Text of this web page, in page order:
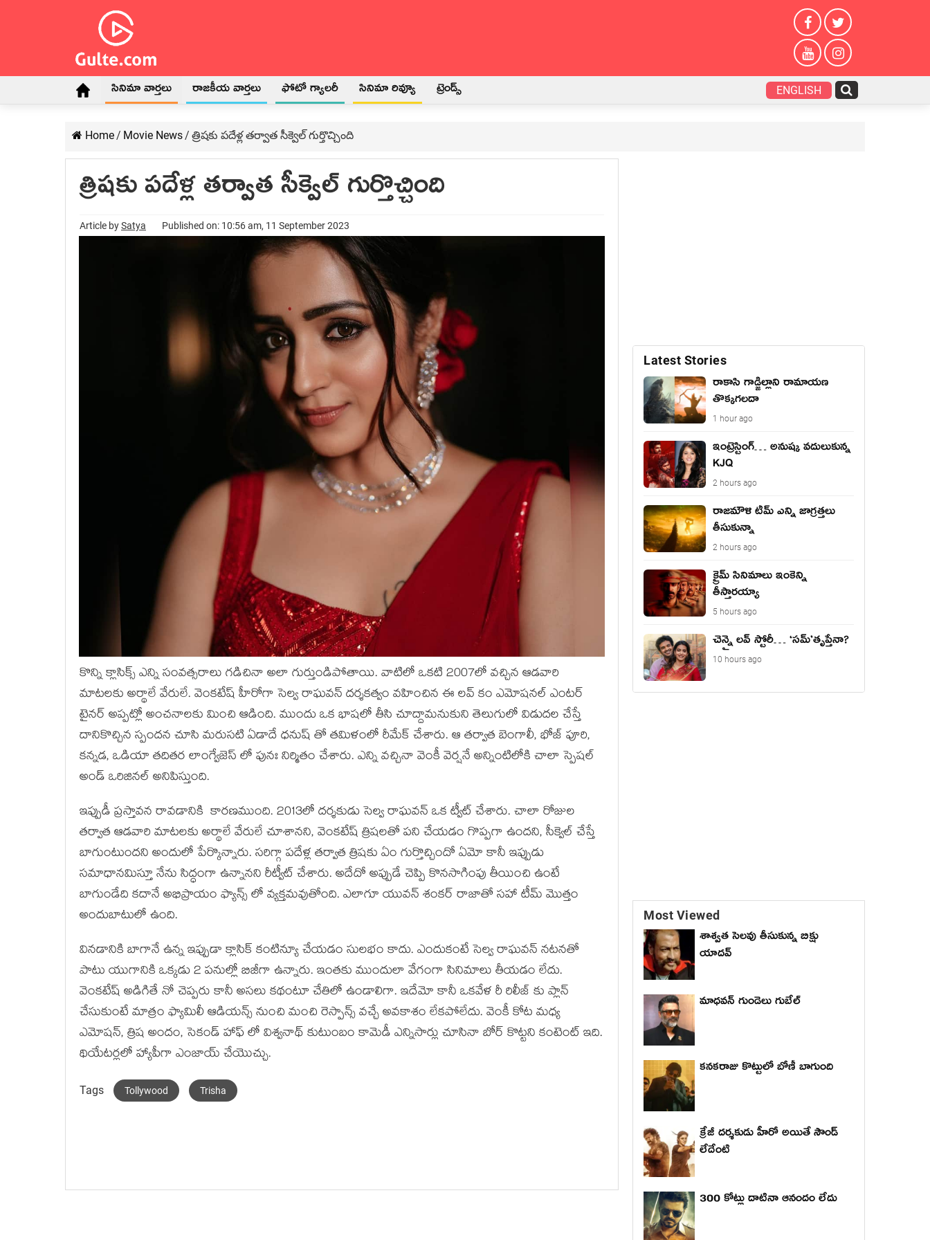
సినిమా వార్తలు రాజకీయ వార్తలు ఫోటో గ్యాలరీ సినిమా రివ్యూ ట్రెండ్స్ ENGLISH
Home/ Movie News/ త్రిషకు పదేళ్ల తర్వాత సీక్వెల్ గుర్తొచ్చింది
త్రిషకు పదేళ్ల తర్వాత సీక్వెల్ గుర్తొచ్చింది
Article bySatya Published on: 10:56 am, 11 September 2023
కొన్ని క్లాసిక్స్ ఎన్ని సంవత్సరాలు గడిచినా అలా గుర్తుండిపోతాయి. వాటిలో ఒకటి 2007లో వచ్చిన ఆడవారి
మాటలకు అర్థాలే వేరులే. వెంకటేష్ హీరోగా సెల్వ రాఘవన్ దర్శకత్వం వహించిన ఈ లవ్ కం ఎమోషనల్ ఎంటర్
టైనర్ అప్పట్లో అంచనాలకు మించి ఆడింది. ముందు ఒక భాషలో తీసి చూద్దామనుకుని తెలుగులో విడుదల చేస్తే
దానికొచ్చిన స్పందన చూసి మరుసటి ఏడాదే ధనుష్ తో తమిళంలో రీమేక్ చేశారు. ఆ తర్వాత బెంగాలీ, భోజ్ పూరి,
కన్నడ, ఒడియా తదితర లాంగ్వేజెస్ లో పునః నిర్మితం చేశారు. ఎన్ని వచ్చినా వెంకీ వెర్షనే అన్నింటిలోకి చాలా స్పెషల్
అండ్ ఒరిజినల్ అనిపిస్తుంది.
ఇప్పుడీ ప్రస్తావన రావడానికి కారణముంది. 2013లో దర్శకుడు సెల్వ రాఘవన్ ఒక ట్వీట్ చేశారు. చాలా రోజుల
తర్వాత ఆడవారి మాటలకు అర్థాలే వేరులే చూశానని, వెంకటేష్ త్రిషలతో పని చేయడం గొప్పగా ఉందని, సీక్వెల్ చేస్తే
బాగుంటుందని అందులో పేర్కొన్నారు. సరిగ్గా పదేళ్ల తర్వాత త్రిషకు ఏం గుర్తొచ్చిందో ఏమో కానీ ఇప్పుడు
సమాధానమిస్తూ నేను సిద్ధంగా ఉన్నానని రీట్వీట్ చేశారు. అదేదో అప్పుడే చెప్పి కొనసాగింపు తీయించి ఉంటే
బాగుండేది కదానే అభిప్రాయం ఫ్యాన్స్ లో వ్యక్తమవుతోంది. ఎలాగూ యువన్ శంకర్ రాజాతో సహా టీమ్ మొత్తం
అందుబాటులో ఉంది.
వినడానికి బాగానే ఉన్న ఇప్పుడా క్లాసిక్ కంటిన్యూ చేయడం సులభం కాదు. ఎందుకంటే సెల్వ రాఘవన్ నటనతో
పాటు యుగానికి ఒక్కడు 2 పనుల్లో బిజీగా ఉన్నారు. ఇంతకు ముందులా వేగంగా సినిమాలు తీయడం లేదు.
వెంకటేష్ అడిగితే నో చెప్పరు కానీ అసలు కథంటూ చేతిలో ఉండాలిగా. ఇదేమో కానీ ఒకవేళ రీ రిలీజ్ కు ప్లాన్
చేసుకుంటే మాత్రం ఫ్యామిలీ ఆడియన్స్ నుంచి మంచి రెస్పాన్స్ వచ్చే అవకాశం లేకపోలేదు. వెంకీ కోట మధ్య
ఎమోషన్, త్రిష అందం, సెకండ్ హాఫ్ లో విశ్వనాథ్ కుటుంబం కామెడీ ఎన్నిసార్లు చూసినా బోర్ కొట్టని కంటెంట్ ఇది.
థియేటర్లలో హ్యాపీగా ఎంజాయ్ చేయొచ్చు.
Tags Tollywood Trisha
Latest Stories
రాకాసి గాడ్జిల్లాని రామాయణ
తొక్కగలదా
1 hour ago
ఇంట్రెస్టింగ్… అనుష్క వదులుకున్న
KJQ
2 hours ago
రాజమౌళి టీమ్ ఎన్ని జాగ్రత్తలు
తీసుకున్నా
2 hours ago
క్రైమ్ సినిమాలు ఇంకెన్ని
తీస్తారయ్యా
5 hours ago
చెన్నై లవ్ స్టోరీ… ‘సమ్’తృప్తేనా?
10 hours ago
Most Viewed
శాశ్వత సెలవు తీసుకున్న బిక్షు
యాదవ్
మాధ‌వ‌న్ గుండెలు గుబేల్‌
కనకరాజు కొట్టులో బోణీ బాగుంది
క్రేజీ దర్శకుడు హీరో అయితే సౌండ్
లేదేంటి
300 కోట్లు దాటినా ఆనందం లేదు